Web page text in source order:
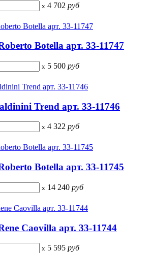
x 4 702 руб
Botella арт. 33-11747
x 5 500 руб
Trend арт. 33-11746
x 4 322 руб
Botella арт. 33-11745
x 14 240 руб
Caovilla арт. 33-11744
x 5 595 руб